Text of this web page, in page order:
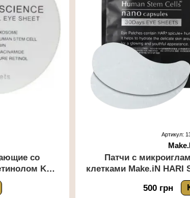
со
KOR
60 шт
Артикул:
Патчи с
клетками Make.iN HARI
Cell
500 грн